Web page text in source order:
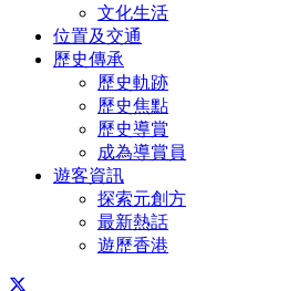
文化生活
位置及交通
歷史傳承
歷史軌跡
歷史焦點
歷史導賞
成為導賞員
遊客資訊
探索元創方
最新熱話
遊歷香港